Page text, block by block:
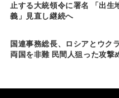
止する大統領令に署名 「出生
義」見直し継続へ
国連事務総長、ロシアとウク
両国を非難 民間人狙った攻撃